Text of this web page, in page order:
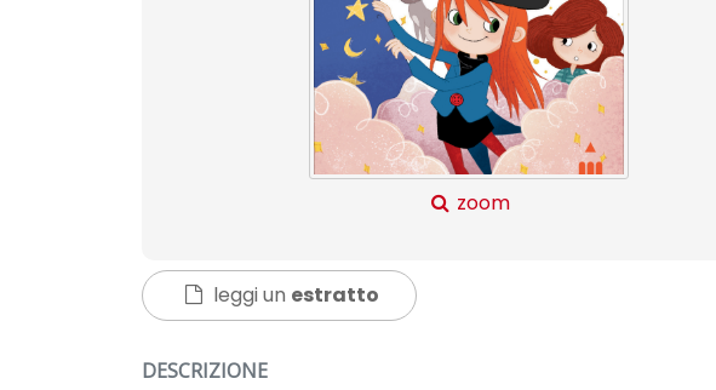
zoom
leggi un estratto
DESCRIZIONE